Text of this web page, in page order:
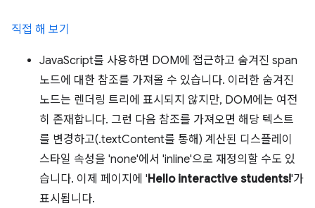
직접 해 보기
JavaScript를 사용하면 DOM에 접근하고 숨겨진 span
노드에 대한 참조를 가져올 수 있습니다. 이러한 숨겨진
노드는 렌더링 트리에 표시되지 않지만, DOM에는 여전
히 존재합니다. 그런 다음 참조를 가져오면 해당 텍스트
를 변경하고(.textContent를 통해) 계산된 디스플레이
스타일 속성을 'none'에서 'inline'으로 재정의할 수도 있
습니다. 이제 페이지에 'Hello interactive students!'가
표시됩니다.